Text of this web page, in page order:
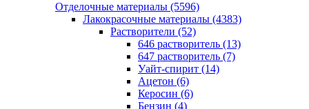
Отделочные материалы (5596)
Лакокрасочные материалы (4383)
Растворители (52)
646 растворитель (13)
647 растворитель (7)
Уайт-спирит (14)
Ацетон (6)
Керосин (6)
Бензин (4)